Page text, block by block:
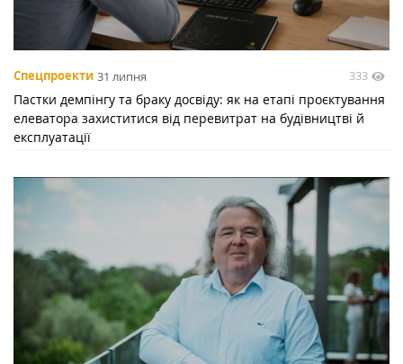
Спецпроекти 31 липня 333
Пастки демпінгу та браку досвіду: як на етапі проєктування
елеватора захиститися від перевитрат на будівництві й
експлуатації